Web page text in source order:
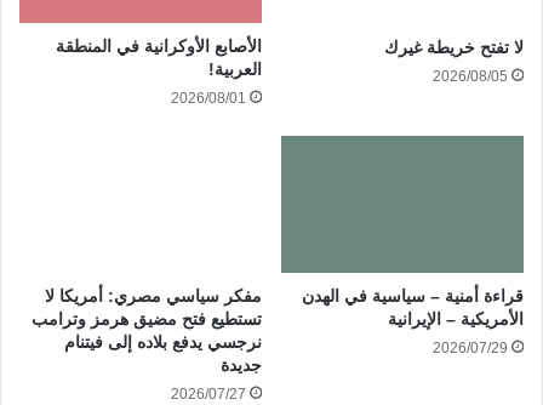
لا تفتح خريطة غيرك
2026/08/05
الأصابع الأوكرانية في المنطقة
العربية!
2026/08/01
قراءة أمنية – سياسية في الهدن
الأمريكية – الإيرانية
2026/07/29
مفكر سياسي مصري: أمريكا لا
تستطيع فتح مضيق هرمز وترامب
نرجسي يدفع بلاده إلى فيتنام
جديدة
2026/07/27